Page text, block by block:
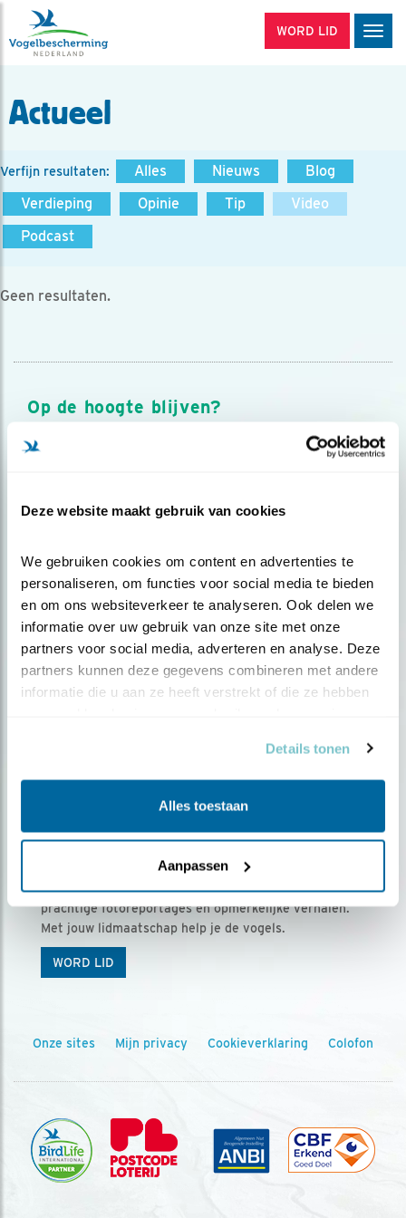
Deze website maakt gebruik van cookies
We gebruiken cookies om content en advertenties te
personaliseren, om functies voor social media te bieden
en om ons websiteverkeer te analyseren. Ook delen we
informatie over uw gebruik van onze site met onze
partners voor social media, adverteren en analyse. Deze
partners kunnen deze gegevens combineren met andere
informatie die u aan ze heeft verstrekt of die ze hebben
Details tonen
Alles toestaan
Aanpassen
WORD LID
Actueel
Verfijn resultaten: Alles Nieuws
Blog
Verdieping
Opinie Tip
Video
Podcast
Geen resultaten.
Op de hoogte blijven?
Meld je aan en ontvang nieuws, inspiratie, acties en tips
over vogels en activiteiten van Vogelbescherming.
Ontvang 5 x Vogels voor € 36,00 per jaar
Vogels is het tijdschrift voor onze leden, met
prachtige fotoreportages en opmerkelijke verhalen.
Met jouw lidmaatschap help je de vogels.
WORD LID
Onze sites Mijn privacy Cookieverklaring Colofon